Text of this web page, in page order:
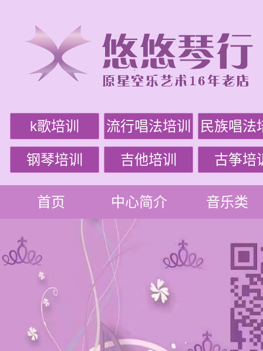
k歌培训 流行唱法培训 民族唱法
钢琴培训 吉他培训 古筝培
首页 中心简介 音乐类